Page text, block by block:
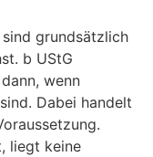
grundsätzlich
b UStG
wenn
Dabei handelt
liegt keine